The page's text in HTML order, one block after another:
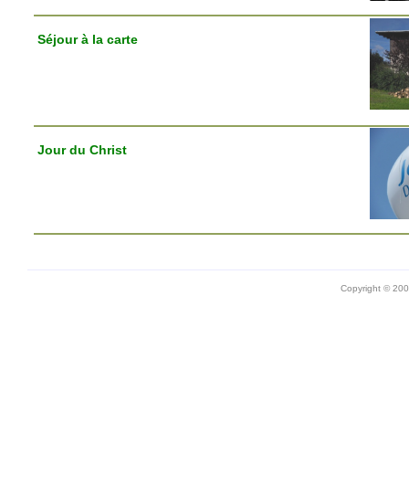
Séjour à la carte
Jour du Christ
Copyright ©